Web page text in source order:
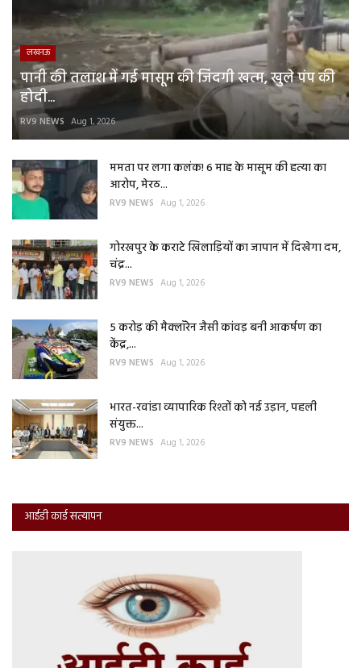
लखनऊ
पानी की तलाश में गई मासूम की जिंदगी खत्म, खुले पंप की
होदी...
RV9 NEWS Aug 1, 2026
ममता पर लगा कलंक! 6 माह के मासूम की हत्या का
आरोप, मेरठ...
RV9 NEWS Aug 1, 2026
गोरखपुर के कराटे खिलाड़ियों का जापान में दिखेगा दम,
चंद्र...
RV9 NEWS Aug 1, 2026
5 करोड़ की मैक्लॉरेन जैसी कांवड़ बनी आकर्षण का
केंद्र,...
RV9 NEWS Aug 1, 2026
भारत-रवांडा व्यापारिक रिश्तों को नई उड़ान, पहली
संयुक्त...
RV9 NEWS Aug 1, 2026
आईडी कार्ड सत्यापन